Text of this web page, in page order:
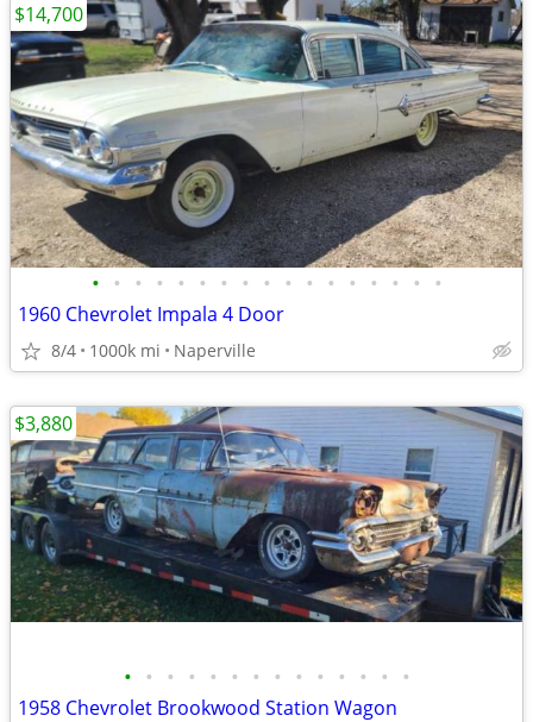
• • • • • • • • • • • • • • • • •
1960 Chevrolet Impala 4 Door
8/4 1000k mi Naperville
$14,700
• • • • • • • • • • • • • •
1958 Chevrolet Brookwood Station Wagon
$3,880